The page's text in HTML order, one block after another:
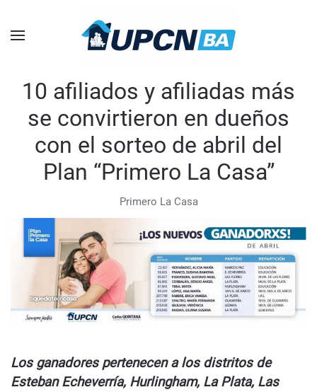
Skip to main content
10 afiliados y afiliadas más
se convirtieron en dueños
con el sorteo de abril del
Plan “Primero La Casa”
Primero La Casa
Los ganadores pertenecen a los distritos de
Esteban Echeverría, Hurlingham, La Plata, Las